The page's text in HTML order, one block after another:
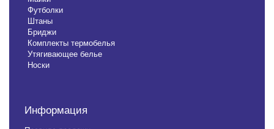
Футболки
Штаны
Бриджи
Комплекты термобелья
Утягивающее белье
Носки
Информация